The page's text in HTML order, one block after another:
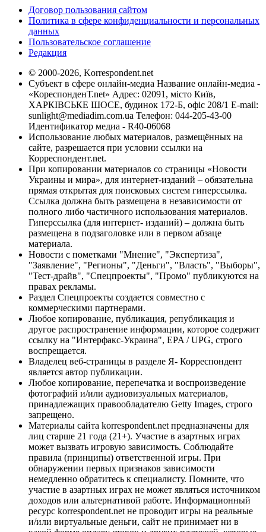
Договор пользования сайтом
Политика в сфере конфиденциальности и персональных
данных
Пользовательское соглашение
Редакция
© 2000-2026, Korrespondent.net
Субъект в сфере онлайн-медиа Название онлайн-медиа -
«КореспонденТ.net» Адрес: 02091, місто Київ,
ХАРКІВСЬКЕ ШОСЕ, будинок 172-Б, офіс 208/1 E-mail:
sunlight@mediadim.com.ua Телефон: 044-205-43-00
Идентификатор медиа - R40-06068
Использование любых материалов, размещённых на
сайте, разрешается при условии ссылки на
Корреспондент.net.
При копировании материалов со страницы «Новости
Украины и мира», для интернет-изданий – обязательна
прямая открытая для поисковых систем гиперссылка.
Ссылка должна быть размещена в независимости от
полного либо частичного использования материалов.
Гиперссылка (для интернет- изданий) – должна быть
размещена в подзаголовке или в первом абзаце
материала.
Новости с пометками "Мнение", "Экспертиза",
"Заявление", "Регионы", "Деньги", "Власть", "Выборы",
"Тест-драйв", "Спецпроекты", "Промо" публикуются на
правах рекламы.
Раздел Спецпроекты создается совместно с
коммерческими партнерами.
Любое копирование, публикация, републикация и
другое распространение информации, которое содержит
ссылку на "Интерфакс-Украина", EPA / UPG, строго
воспрещается.
Владелец веб-страницы в разделе Я- Корреспондент
является автор публикации.
Любое копирование, перепечатка и воспроизведение
фотографий и/или аудиовизуальных материалов,
принадлежащих правообладателю Getty Images, строго
запрещено.
Материалы сайта korrespondent.net предназначены для
лиц старше 21 года (21+). Участие в азартных играх
может вызвать игровую зависимость. Соблюдайте
правила (принципы) ответственной игры. При
обнаружении первых признаков зависимости
немедленно обратитесь к специалисту. Помните, что
участие в азартных играх не может являться источником
доходов или альтернативой работе. Информационный
ресурс korrespondent.net не проводит игры на реальные
и/или виртуальные деньги, сайт не принимает ни в